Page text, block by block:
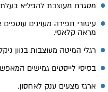
מסגרת מעוצבת להפליא
עיטורי תפירה מעוינים
מראה קלאסי.
רגלי המיטה מעוצבות בגוון
בסיסי לייסטים גמישים
ארגז מצעים ענק לאחסון.